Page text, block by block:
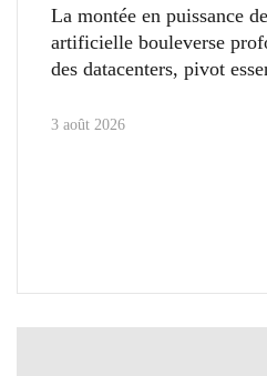
La montée en puissance
artificielle bouleverse
des datacenters, pivot
3 août 2026